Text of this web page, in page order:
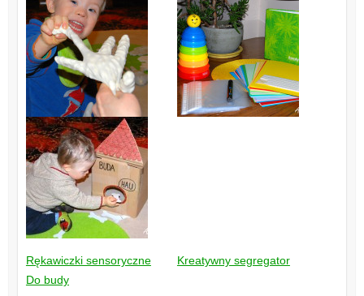
Rękawiczki sensoryczne
Kreatywny segregator
Do budy